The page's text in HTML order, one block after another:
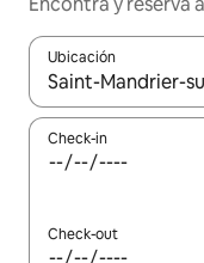
Ubicación
Cuando los
Check-in
Check-out